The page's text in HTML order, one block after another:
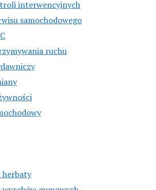
interwencyjnych
samochodowego
ruchu
herbaty